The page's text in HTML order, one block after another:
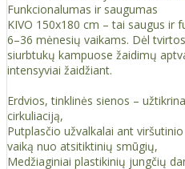
Funkcionalumas ir saugumas
KIVO 150x180 cm – tai saugus ir
6–36 mėnesių vaikams. Dėl
siurbtukų kampuose žaidimų
intensyviai žaidžiant.
Erdvios, tinklinės sienos –
cirkuliaciją,
Putplasčio užvalkalai ant
vaiką nuo atsitiktinių smūgių,
Medžiaginiai plastikinių jungčių